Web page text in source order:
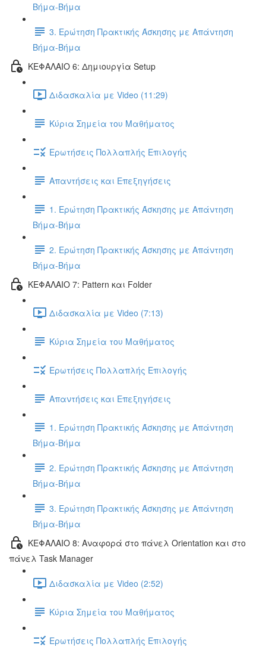
Βήμα-Βήμα
3. Ερώτηση Πρακτικής Άσκησης με Απάντηση
Βήμα-Βήμα
ΚΕΦΑΛΑΙΟ 6: Δημιουργία Setup
Διδασκαλία με Video (11:29)
Κύρια Σημεία του Μαθήματος
Ερωτήσεις Πολλαπλής Επιλογής
Απαντήσεις και Επεξηγήσεις
1. Ερώτηση Πρακτικής Άσκησης με Απάντηση
Βήμα-Βήμα
2. Ερώτηση Πρακτικής Άσκησης με Απάντηση
Βήμα-Βήμα
ΚΕΦΑΛΑΙΟ 7: Pattern και Folder
Διδασκαλία με Video (7:13)
Κύρια Σημεία του Μαθήματος
Ερωτήσεις Πολλαπλής Επιλογής
Απαντήσεις και Επεξηγήσεις
1. Ερώτηση Πρακτικής Άσκησης με Απάντηση
Βήμα-Βήμα
2. Ερώτηση Πρακτικής Άσκησης με Απάντηση
Βήμα-Βήμα
3. Ερώτηση Πρακτικής Άσκησης με Απάντηση
Βήμα-Βήμα
ΚΕΦΑΛΑΙΟ 8: Αναφορά στο πάνελ Orientation και στο
πάνελ Task Manager
Διδασκαλία με Video (2:52)
Κύρια Σημεία του Μαθήματος
Ερωτήσεις Πολλαπλής Επιλογής